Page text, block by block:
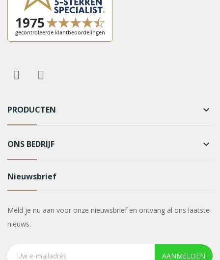
PRODUCTEN keyboard_arrow_down
ONS BEDRIJF keyboard_arrow_down
Nieuwsbrief
Meld je nu aan voor onze nieuwsbrief en ontvang al ons laatste
nieuws.
AANMELDEN